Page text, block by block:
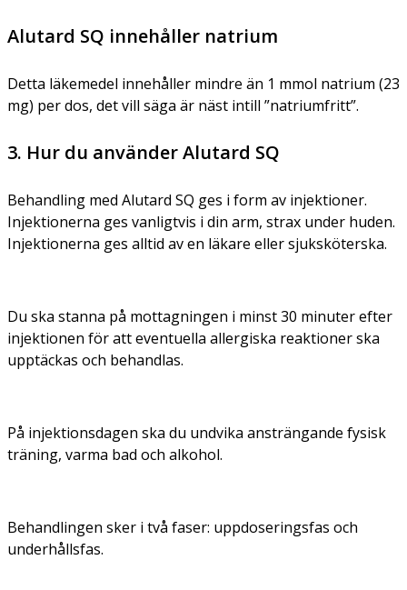
Alutard SQ innehåller natrium
Detta läkemedel innehåller mindre än 1 mmol natrium (23
mg) per dos, det vill säga är näst intill ”natriumfritt”.
3. Hur du använder Alutard SQ
Behandling med Alutard SQ ges i form av injektioner.
Injektionerna ges vanligtvis i din arm, strax under huden.
Injektionerna ges alltid av en läkare eller sjuksköterska.
Du ska stanna på mottagningen i minst 30 minuter efter
injektionen för att eventuella allergiska reaktioner ska
upptäckas och behandlas.
På injektionsdagen ska du undvika ansträngande fysisk
träning, varma bad och alkohol.
Behandlingen sker i två faser: uppdoseringsfas och
underhållsfas.